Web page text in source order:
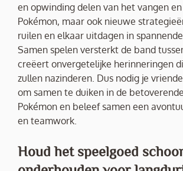
en opwinding delen van het vangen
Pokémon, maar ook nieuwe
ruilen en elkaar uitdagen in
Samen spelen versterkt de band
creëert onvergetelijke herinneringen
zullen nazinderen. Dus nodig je
om samen te duiken in de
Pokémon en beleef samen een
en teamwork.
Houd het speelgoed